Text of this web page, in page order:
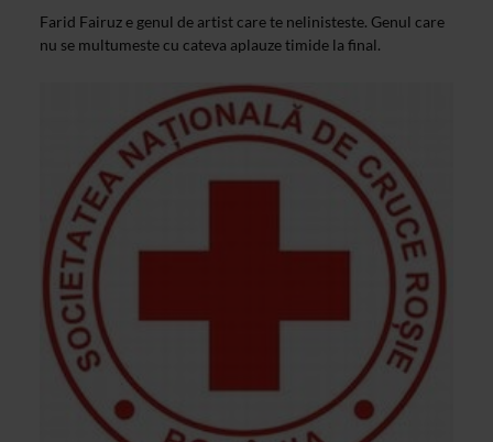
Farid Fairuz e genul de artist care te nelinisteste. Genul care
nu se multumeste cu cateva aplauze timide la final.